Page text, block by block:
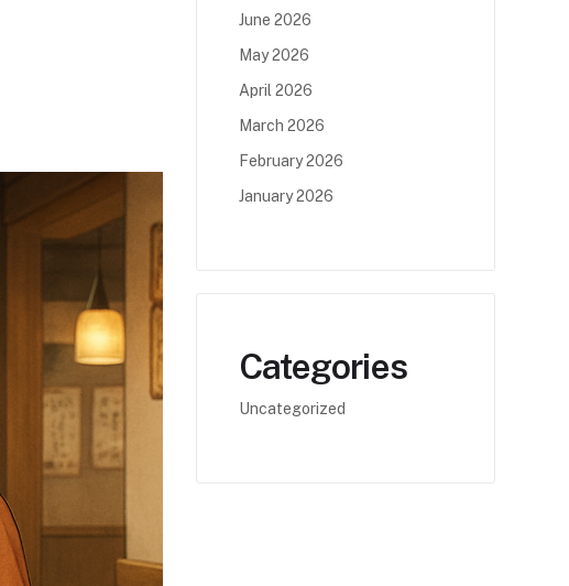
June 2026
May 2026
April 2026
March 2026
February 2026
January 2026
Categories
Uncategorized